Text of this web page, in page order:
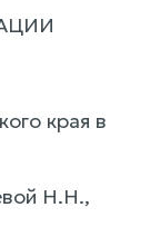
края в
Н.Н.,